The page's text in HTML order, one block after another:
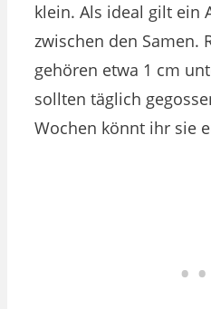
klein. Als ideal gilt ein
zwischen den Samen.
gehören etwa 1 cm
sollten täglich
Wochen könnt ihr sie